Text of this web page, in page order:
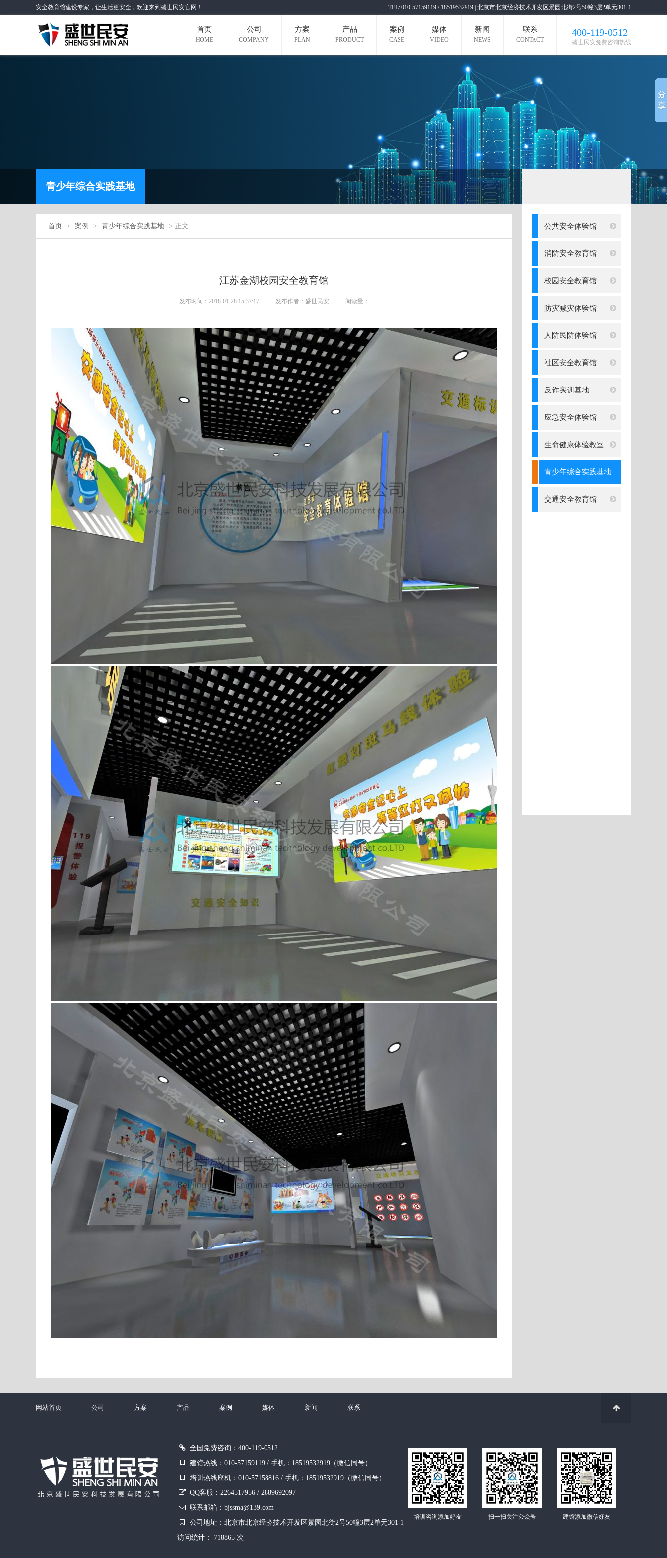
安全教育馆建设专家，让生活更安全，欢迎来到盛世民安官网！ TEL: 010-57159119 / 18519532919 | 北京市北京经济技术开发区景园北街2号50幢3层2单元301-1
400-119-0512
盛世民安免费咨询热线
首页
HOME
公司
COMPANY
方案
PLAN
产品
PRODUCT
案例
CASE
媒体
VIDEO
新闻
NEWS
联系
CONTACT
青少年综合实践基地
公共安全体验馆
消防安全教育馆
校园安全教育馆
防灾减灾体验馆
人防民防体验馆
社区安全教育馆
反诈实训基地
应急安全体验馆
生命健康体验教室
青少年综合实践基地
交通安全教育馆
首页 > 案例 > 青少年综合实践基地 > 正文
江苏金湖校园安全教育馆
发布时间：2018-01-28 15:37:17 发布作者：盛世民安 阅读量：
网站首页 公司 方案 产品 案例 媒体 新闻 联系
全国免费咨询：400-119-0512
建馆热线：010-57159119 / 手机：18519532919（微信同号）
培训热线座机：010-57158816 / 手机：18519532919（微信同号）
QQ客服：2264517956 / 2889692097
联系邮箱：bjssma@139.com
公司地址：北京市北京经济技术开发区景园北街2号50幢3层2单元301-1
访问统计： 718865 次
培训咨询添加好友 扫一扫关注公众号 建馆添加微信好友